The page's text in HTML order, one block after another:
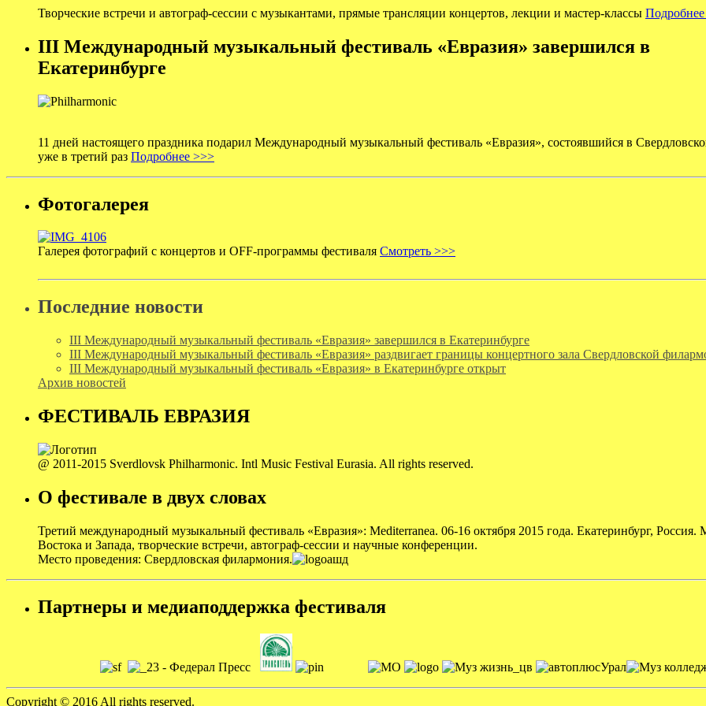
Творческие встречи и автограф-сессии с музыкантами, прямые трансляции концертов, лекции и мастер-классы
III Международный музыкальный фестиваль «Евразия» завершился в
Екатеринбурге
11 дней настоящего праздника подарил Международный музыкальный фестиваль «Евразия», состоявшийся в
уже в третий раз Подробнее >>>
Фотогалерея
Галерея фотографий с концертов и OFF-программы фестиваля Смотреть >>>
Последние новости
III Международный музыкальный фестиваль «Евразия» завершился в Екатеринбурге
III Международный музыкальный фестиваль «Евразия» раздвигает границы концертного зала Свердловской
III Международный музыкальный фестиваль «Евразия» в Екатеринбурге открыт
Архив новостей
ФЕСТИВАЛЬ ЕВРАЗИЯ
@ 2011-2015 Sverdlovsk Philharmonic. Intl Music Festival Eurasia. All rights reserved.
О фестивале в двух словах
Третий международный музыкальный фестиваль «Евразия»: Mediterranea. 06-16 октября 2015 года. Екатеринбург, Россия.
Востока и Запада, творческие встречи, автограф-сессии и научные конференции.
Место проведения: Свердловская филармония.
Партнеры и медиаподдержка фестиваля
Copyright © 2016 All rights reserved.